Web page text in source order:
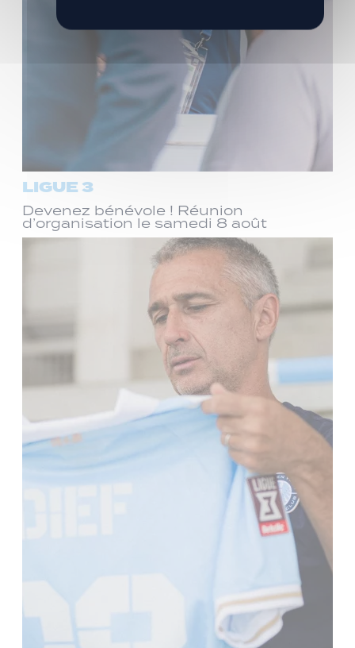
LIGUE 3
Devenez bénévole ! Réunion
d’organisation le samedi 8 août